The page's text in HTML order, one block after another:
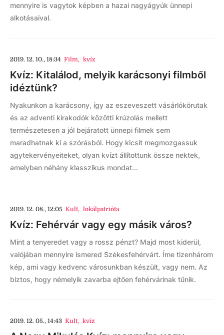
mennyire is vagytok képben a hazai nagyágyúk ünnepi
alkotásaival.
2019. 12. 10., 18:34 Film, kvíz
Kvíz: Kitalálod, melyik karácsonyi filmből
idéztünk?
Nyakunkon a karácsony, így az eszeveszett vásárlókörutak
és az adventi kirakodók közötti krúzolás mellett
természetesen a jól bejáratott ünnepi filmek sem
maradhatnak ki a szórásból. Hogy kicsit megmozgassuk
agytekervényeiteket, olyan kvízt állítottunk össze nektek,
amelyben néhány klasszikus mondat...
2019. 12. 08., 12:05 Kult, lokálpatrióta
Kvíz: Fehérvár vagy egy másik város?
Mint a tenyeredet vagy a rossz pénzt? Majd most kiderül,
valójában mennyire ismered Székesfehérvárt. Íme tizenhárom
kép, ami vagy kedvenc városunkban készült, vagy nem. Az
biztos, hogy némelyik zavarba ejtően fehérvárinak tűnik.
2019. 12. 05., 14:43 Kult, kvíz